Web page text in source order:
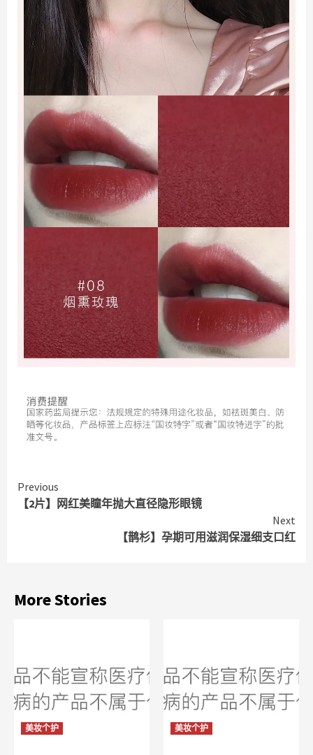
Continue
Reading
Previous
【2片】网红美瞳年抛大直径隐形眼镜
Next
【鹊杉】孕期可用滋润保湿细支口红
More Stories
美妆个护 美妆个护